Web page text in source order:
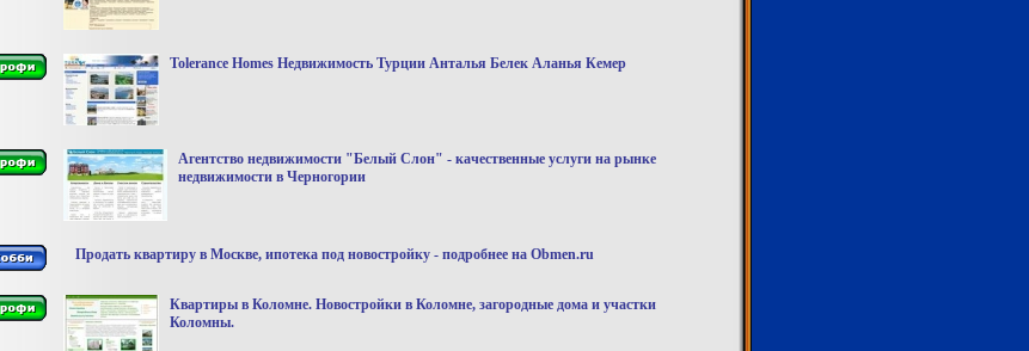
Tolerance Homes Недвижимость Турции Анталья Белек Аланья Кемер
Агентство недвижимости "Белый Слон" - качественные услуги на рынке
недвижимости в Черногории
Продать квартиру в Москве, ипотека под новостройку - подробнее на Obmen.ru
Квартиры в Коломне. Новостройки в Коломне, загородные дома и участки
Коломны.